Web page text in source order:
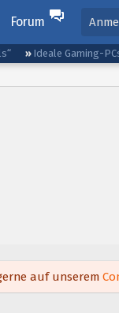
Forum
Ideale Gaming-
auf unserem